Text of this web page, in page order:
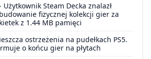
Użytkownik Steam Decka znalazł
fizycznej kolekcji gier za
z 1.44 MB pamięci
ostrzeżenia na pudełkach PS5.
o końcu gier na płytach